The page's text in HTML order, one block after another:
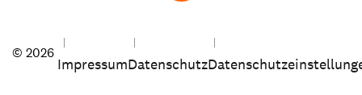
© 2026
ImpressumDatenschutz